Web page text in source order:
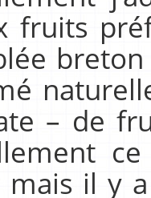
fruits
– de
il y